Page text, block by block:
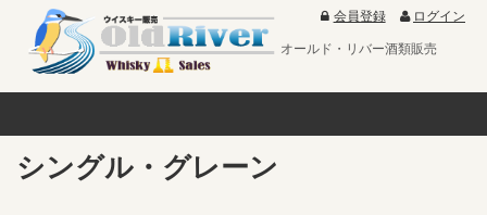
会員登録 ログイン
オールド・リバー酒類販売
シングル・グレーン